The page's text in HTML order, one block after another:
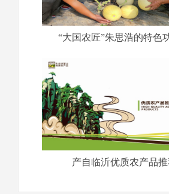
“大国农匠”朱思浩的特色
产自临沂优质农产品